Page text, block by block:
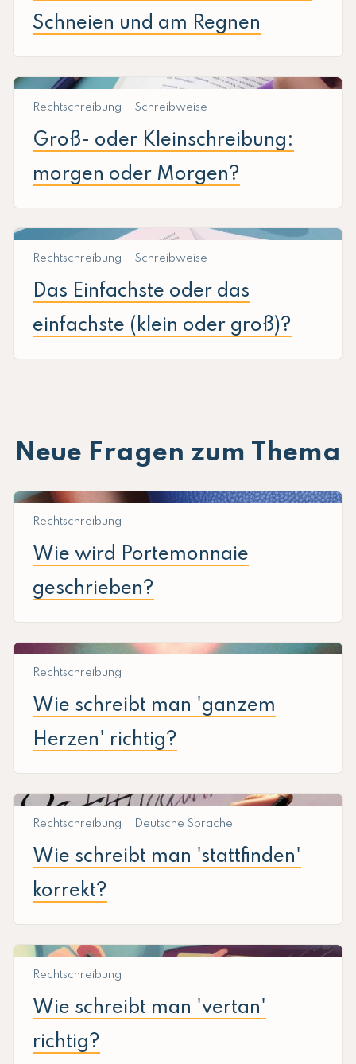
Schneien und am Regnen
Rechtschreibung Schreibweise
Groß- oder Kleinschreibung:
morgen oder Morgen?
Rechtschreibung Schreibweise
Das Einfachste oder das
einfachste (klein oder groß)?
Neue Fragen zum Thema
Rechtschreibung
Wie wird Portemonnaie
geschrieben?
Rechtschreibung
Wie schreibt man 'ganzem
Herzen' richtig?
Rechtschreibung Deutsche Sprache
Wie schreibt man 'stattfinden'
korrekt?
Rechtschreibung
Wie schreibt man 'vertan'
richtig?